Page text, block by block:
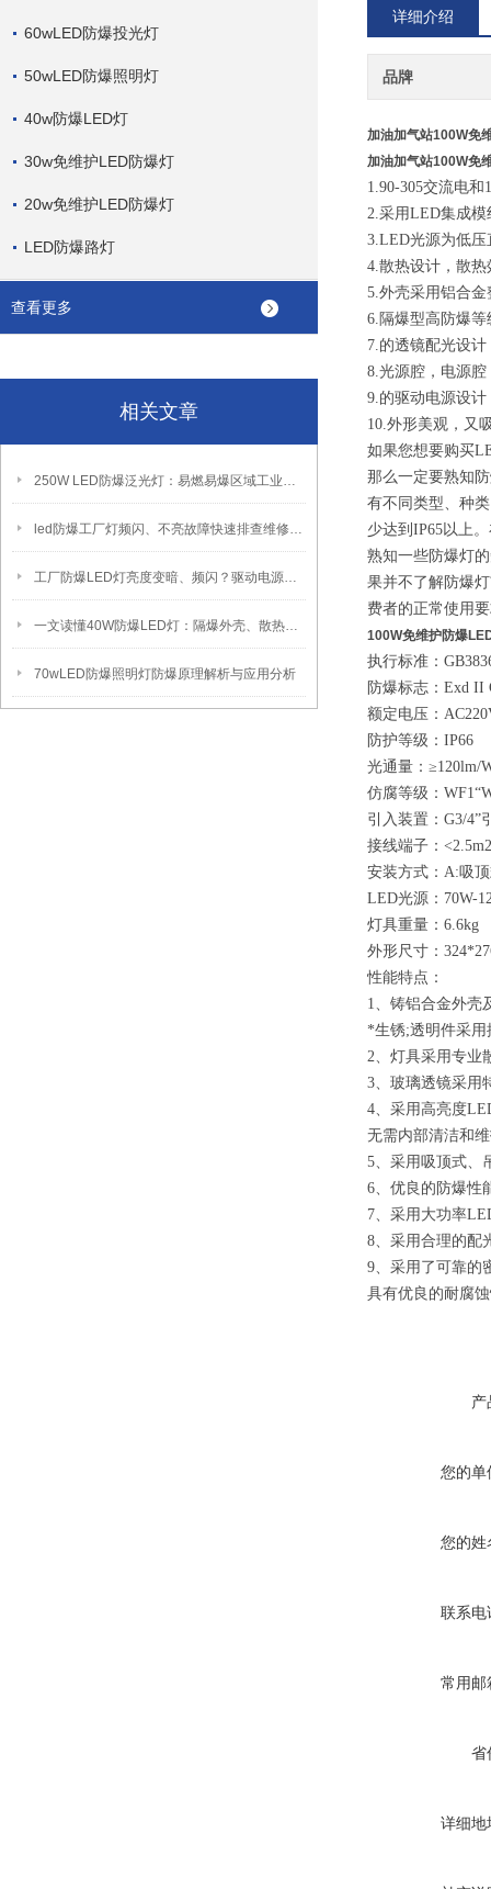
60wLED防爆投光灯
50wLED防爆照明灯
40w防爆LED灯
30w免维护LED防爆灯
20w免维护LED防爆灯
LED防爆路灯
查看更多
相关文章
250W LED防爆泛光灯：易燃易爆区域工业固定照明装置
led防爆工厂灯频闪、不亮故障快速排查维修方法
工厂防爆LED灯亮度变暗、频闪？驱动电源故障检修方法
一文读懂40W防爆LED灯：隔爆外壳、散热、防爆认证原理
70wLED防爆照明灯防爆原理解析与应用分析
详细介绍
品牌
加油加气站100W免
加油加气站100W免
1.90-305交流电
2.采用LED集成
3.LED光源为低
4.散热设计，散
5.外壳采用铝合
6.隔爆型高防爆
7.的透镜配光设
8.光源腔，电源
9.的驱动电源设
10.外形美观，又
如果您想要购买
那么一定要熟知
有不同类型、种
少达到IP65以上
熟知一些防爆灯
果并不了解防爆
费者的正常使用
100W免维护防爆
执行标准：
防爆标志：Exd II
额定电压：
防护等级：IP66
光通量：≥120lm/
仿腐等级：
引入装置：G3/4”
接线端子：
安装方式：A:吸
LED光源：70W-
灯具重量：
外形尺寸：
性能特点：
1、铸铝合金外壳
*生锈;透明件采
2、灯具采用专业
3、玻璃透镜采用
4、采用高亮度
无需内部清洁和
5、采用吸顶式、
6、优良的防爆性
7、采用大功率
8、采用合理的配
9、采用了可靠的
具有优良的耐腐
产
您的单
您的姓
联系电
常用邮
省
详细地